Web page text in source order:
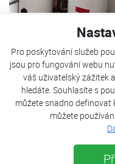
Pro poskytování služeb
jsou pro fungování webu
váš uživatelský zážitek
hledáte. Souhlasíte s
můžete snadno
můžete
Tepelné čerpadlo FUJI
vytápění rodinného
Jako bivalentní zdroj
tepelném čerpadle.
tepelná ztráta objektu